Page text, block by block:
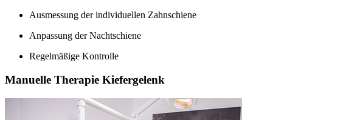
Ausmessung der individuellen Zahnschiene
Anpassung der Nachtschiene
Regelmäßige Kontrolle
Manuelle Therapie Kiefergelenk